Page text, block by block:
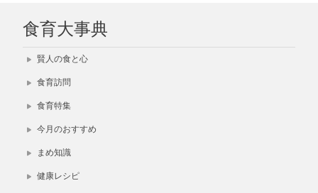
食育大事典
賢人の食と心
食育訪問
食育特集
今月のおすすめ
まめ知識
健康レシピ